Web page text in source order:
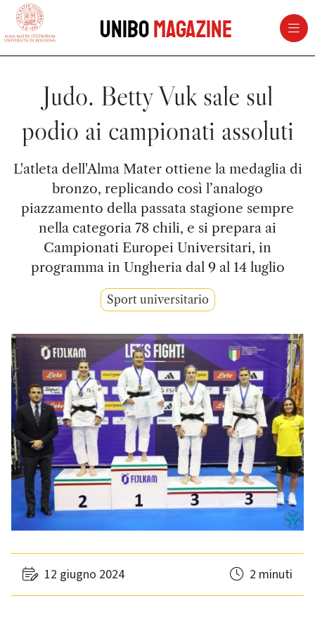
vai al contenuto della pagina
UniboMagazine
Judo. Betty Vuk sale sul
podio ai campionati assoluti
L'atleta dell'Alma Mater ottiene la medaglia di
bronzo, replicando così l’analogo
piazzamento della passata stagione sempre
nella categoria 78 chili, e si prepara ai
Campionati Europei Universitari, in
programma in Ungheria dal 9 al 14 luglio
Sport universitario
12 giugno 2024 2 minuti